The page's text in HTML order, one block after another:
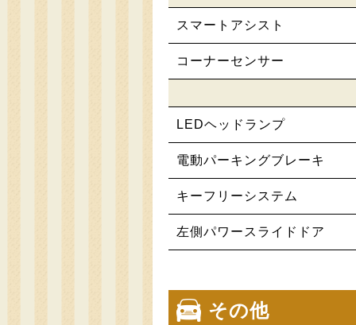
スマートアシスト
コーナーセンサー
LEDヘッドランプ
電動パーキングブレーキ
キーフリーシステム
左側パワースライドドア
その他